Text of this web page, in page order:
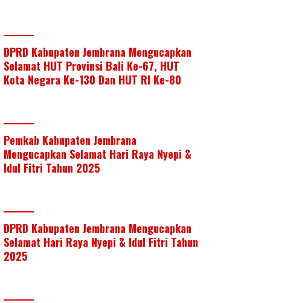
DPRD Kabupaten Jembrana Mengucapkan
Selamat HUT Provinsi Bali Ke-67, HUT
Kota Negara Ke-130 Dan HUT RI Ke-80
Pemkab Kabupaten Jembrana
Mengucapkan Selamat Hari Raya Nyepi &
Idul Fitri Tahun 2025
DPRD Kabupaten Jembrana Mengucapkan
Selamat Hari Raya Nyepi & Idul Fitri Tahun
2025